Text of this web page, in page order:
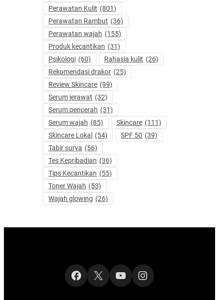
Perawatan Kulit (801)
Perawatan Rambut (36)
Perawatan wajah (155)
Produk kecantikan (31)
Psikologi (60) Rahasia kulit (26)
Rekomendasi drakor (25)
Review Skincare (99)
Serum jerawat (32)
Serum pencerah (31)
Serum wajah (85) Skincare (111)
Skincare Lokal
(54) SPF 50 (39)
Tabir surya (56)
Tes Kepribadian (36)
Tips Kecantikan (55)
Toner Wajah (53)
Wajah glowing (26)
Facebook
X YouTubeInstagram